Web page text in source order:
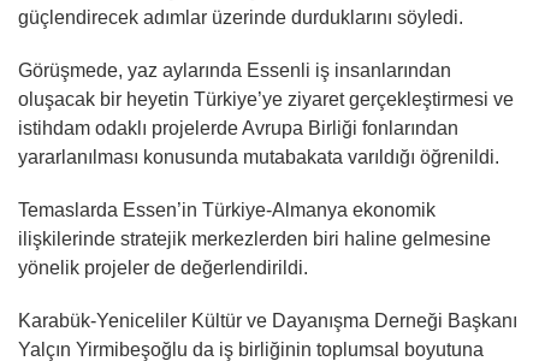
güçlendirecek adımlar üzerinde durduklarını söyledi.
Görüşmede, yaz aylarında Essenli iş insanlarından
oluşacak bir heyetin Türkiye’ye ziyaret gerçekleştirmesi ve
istihdam odaklı projelerde Avrupa Birliği fonlarından
yararlanılması konusunda mutabakata varıldığı öğrenildi.
Temaslarda Essen’in Türkiye-Almanya ekonomik
ilişkilerinde stratejik merkezlerden biri haline gelmesine
yönelik projeler de değerlendirildi.
Karabük-Yeniceliler Kültür ve Dayanışma Derneği Başkanı
Yalçın Yirmibeşoğlu da iş birliğinin toplumsal boyutuna